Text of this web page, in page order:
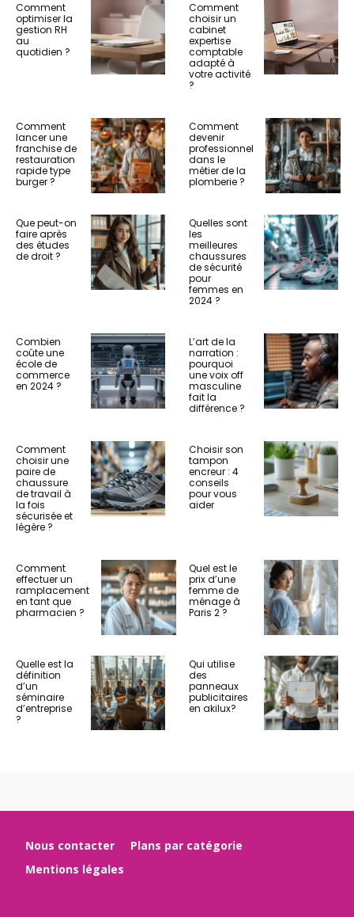
Comment
optimiser la
gestion RH
au
quotidien ?
Comment
choisir un
cabinet
expertise
comptable
adapté à
votre activité
?
Comment
lancer une
franchise de
restauration
rapide type
burger ?
Comment
devenir
professionnel
dans le
métier de la
plomberie ?
Que peut-on
faire après
des études
de droit ?
Quelles sont
les
meilleures
chaussures
de sécurité
pour
femmes en
2024 ?
Combien
coûte une
école de
commerce
en 2024 ?
L’art de la
narration :
pourquoi
une voix off
masculine
fait la
différence ?
Comment
choisir une
paire de
chaussure
de travail à
la fois
sécurisée et
légère ?
Choisir son
tampon
encreur : 4
conseils
pour vous
aider
Comment
effectuer un
ramplacement
en tant que
pharmacien ?
Quel est le
prix d’une
femme de
ménage à
Paris 2 ?
Quelle est la
définition
d’un
séminaire
d’entreprise
?
Qui utilise
des
panneaux
publicitaires
en akilux?
Nous contacter
Plans par catégorie
Mentions légales